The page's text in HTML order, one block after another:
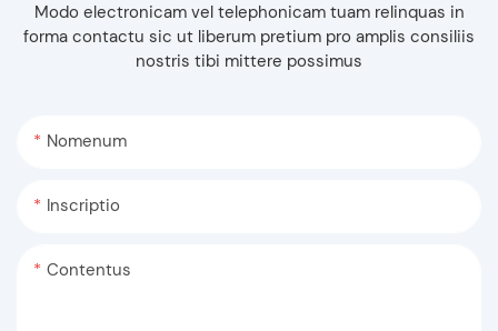
Modo electronicam vel telephonicam tuam relinquas in
forma contactu sic ut liberum pretium pro amplis consiliis
nostris tibi mittere possimus
Nomenum
Inscriptio
Contentus